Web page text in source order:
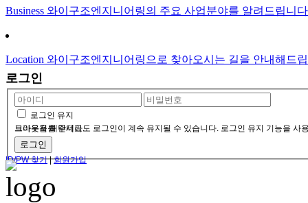
Business 와이구조엔지니어링의 주요 사업분야를 알려드립니
Location 와이구조엔지니어링으로 찾아오시는 길을 안내해드
로그인
로그인 유지
브라우저를 닫더라도 로그인이 계속 유지될 수 있습니다. 로그인 유지 기능을 사용할 경우 다음 접속부터는 로그인할 필요가 없습니다. 단, 게임방, 학교 등 공공장소에서 이용 시 개인정보가 유출될 수 있으니 꼭 로그아웃을 해주세요.
ID/PW 찾기|회원가입